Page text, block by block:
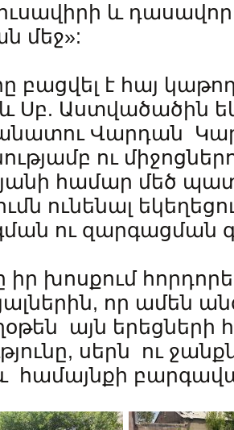
և
մեջ»:
բացվել է հայ
Սբ. Աստվածածին
Վարդան
ու
համար մեծ
ունենալ
ու զարգացման
իր խոսքում
որ ամեն
այն երեցների
սերն ու
համայնքի